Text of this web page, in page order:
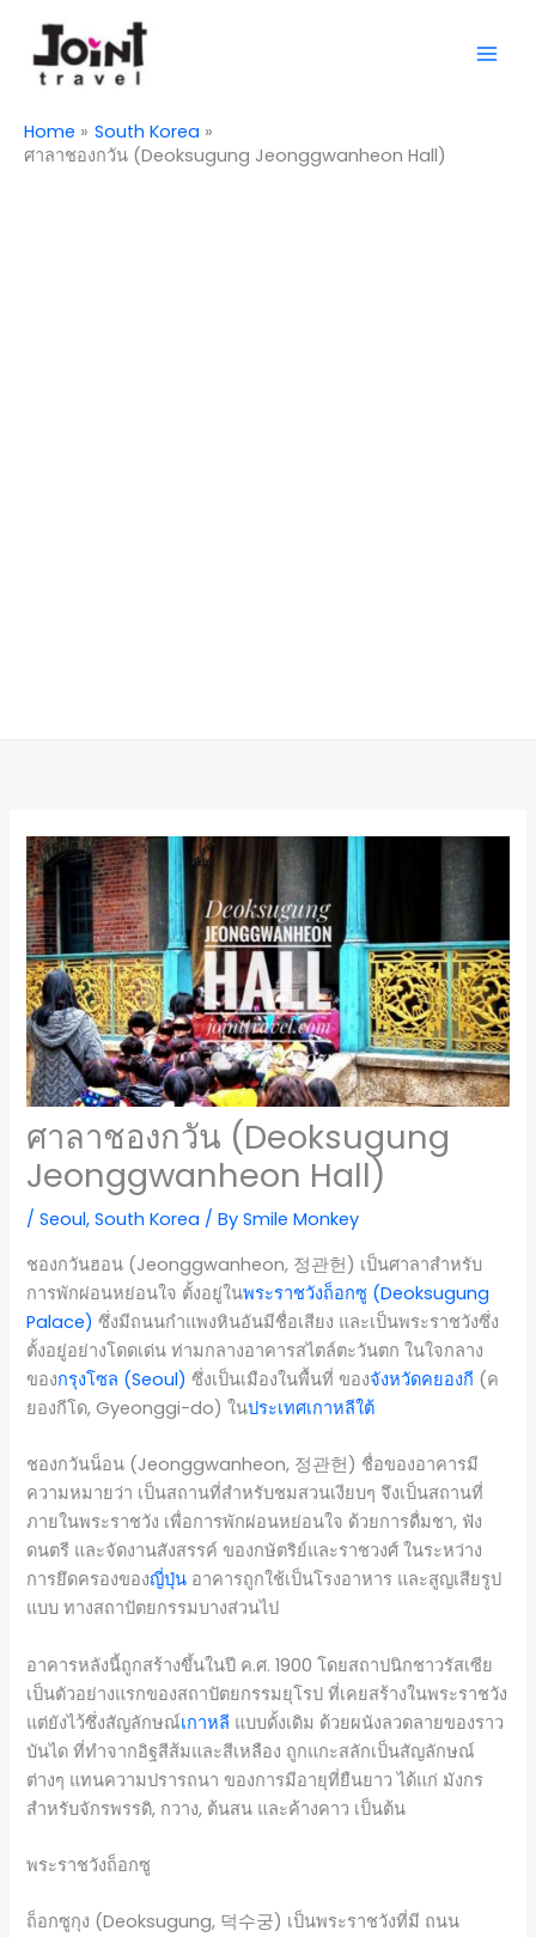
content
Home
South Korea
ศาลาชองกวัน (Deoksugung Jeonggwanheon Hall)
ศาลาชองกวัน (Deoksugung
Jeonggwanheon Hall)
/Seoul,South Korea / BySmile Monkey
ชองกวันฮอน (Jeonggwanheon, 정관헌) เป็นศาลาสำหรับ
การพักผ่อนหย่อนใจ ตั้งอยู่ในพระราชวังถ็อกซู (Deoksugung
Palace) ซึ่งมีถนนกำแพงหินอันมีชื่อเสียง และเป็นพระราชวังซึ่ง
ตั้งอยู่อย่างโดดเด่น ท่ามกลางอาคารสไตล์ตะวันตก ในใจกลาง
ของกรุงโซล (Seoul) ซึ่งเป็นเมืองในพื้นที่ ของจังหวัดคยองกี (ค
ยองกีโด, Gyeonggi-do) ในประเทศเกาหลีใต้
ชองกวันน็อน (Jeonggwanheon, 정관헌) ชื่อของอาคารมี
ความหมายว่า เป็นสถานที่สำหรับชมสวนเงียบๆ จึงเป็นสถานที่
ภายในพระราชวัง เพื่อการพักผ่อนหย่อนใจ ด้วยการดื่มชา, ฟัง
ดนตรี และจัดงานสังสรรค์ ของกษัตริย์และราชวงศ์ ในระหว่าง
การยึดครองของญี่ปุ่น อาคารถูกใช้เป็นโรงอาหาร และสูญเสียรูป
แบบ ทางสถาปัตยกรรมบางส่วนไป
อาคารหลังนี้ถูกสร้างขึ้นในปี ค.ศ. 1900 โดยสถาปนิกชาวรัสเซีย
เป็นตัวอย่างแรกของสถาปัตยกรรมยุโรป ที่เคยสร้างในพระราชวัง
แต่ยังไว้ซึ่งสัญลักษณ์เกาหลี แบบดั้งเดิม ด้วยผนังลวดลายของราว
บันได ที่ทำจากอิฐสีส้มและสีเหลือง ถูกแกะสลักเป็นสัญลักษณ์
ต่างๆ แทนความปรารถนา ของการมีอายุที่ยืนยาว ได้แก่ มังกร
สำหรับจักรพรรดิ, กวาง, ต้นสน และค้างคาว เป็นต้น
พระราชวังถ็อกซู
ถ็อกซูกุง (Deoksugung, 덕수궁) เป็นพระราชวังที่มี ถนน